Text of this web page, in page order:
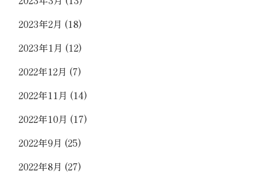
2023年2月 (18)
2023年1月 (12)
2022年12月 (7)
2022年11月 (14)
2022年10月 (17)
2022年9月 (25)
2022年8月 (27)